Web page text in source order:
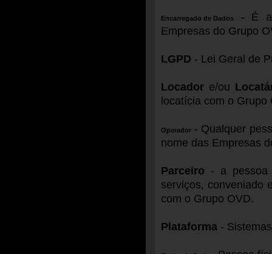
Encarregado de Dados
- É a
Empresas do Grupo
LGPD - Lei Geral de
Locador e/ou
locatícia com o Grupo
Operador - Qualquer
nome das Empresas
Parceiro - a pessoa
serviços, conveniado
com o Grupo OVD.
Plataforma -